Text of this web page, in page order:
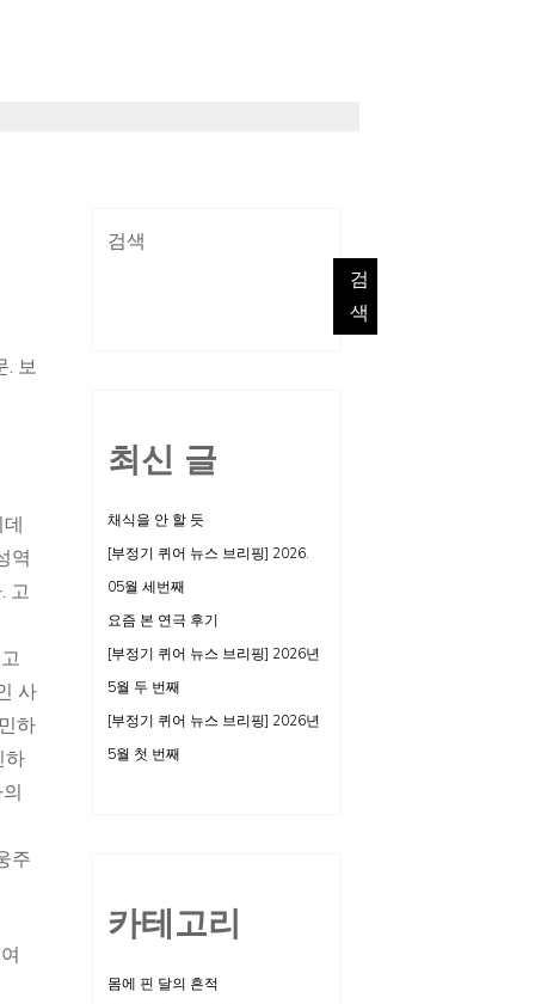
. 보
역
고
사
하
하
주
검색
검
색
최신 글
채식을 안 할 듯
[부정기 퀴어 뉴스 브리핑] 2026.
05월 세번째
요즘 본 연극 후기
[부정기 퀴어 뉴스 브리핑] 2026년
5월 두 번째
[부정기 퀴어 뉴스 브리핑] 2026년
5월 첫 번째
카테고리
몸에 핀 달의 흔적